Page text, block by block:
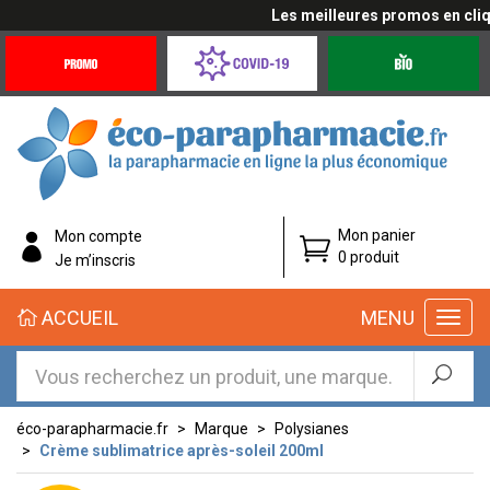
Les meilleures promos en
Offres
Coronavirus
éco-
parapharmacie.fr
éco-
parapharmacie.fr
Mon compte
Je m’inscris
Mon panier
0 produit
MENU
ACCUEIL
éco-parapharmacie.fr Marque
Polysianes
Crème sublimatrice après-soleil 200ml